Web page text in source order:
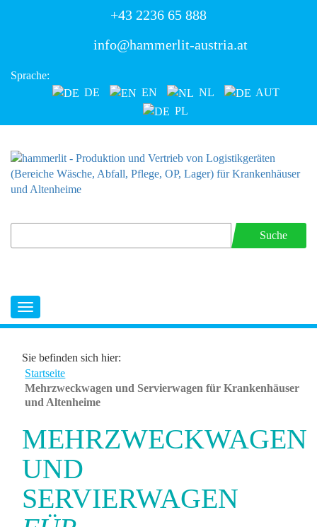
+43 2236 65 888
info@hammerlit-austria.at
Sprache:
DE
EN NL
AUT
PL
Suche
Sie befinden sich hier:
Startseite
Mehrzweckwagen und Servierwagen für Krankenhäuser
und Altenheime
MEHRZWECKWAGEN
UND
SERVIERWAGEN